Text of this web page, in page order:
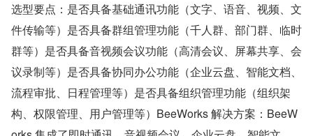
选型要点：是否具备基础通讯功能（文字、语音、视频、文
件传输等）是否具备群组管理功能（千人群、部门群、临时
群等）是否具备音视频会议功能（高清会议、屏幕共享、会
议录制等）是否具备协同办公功能（企业云盘、智能文档、
流程审批、日程管理等）是否具备组织管理功能（组织架
构、权限管理、用户管理等）BeeWorks 解决方案：BeeW